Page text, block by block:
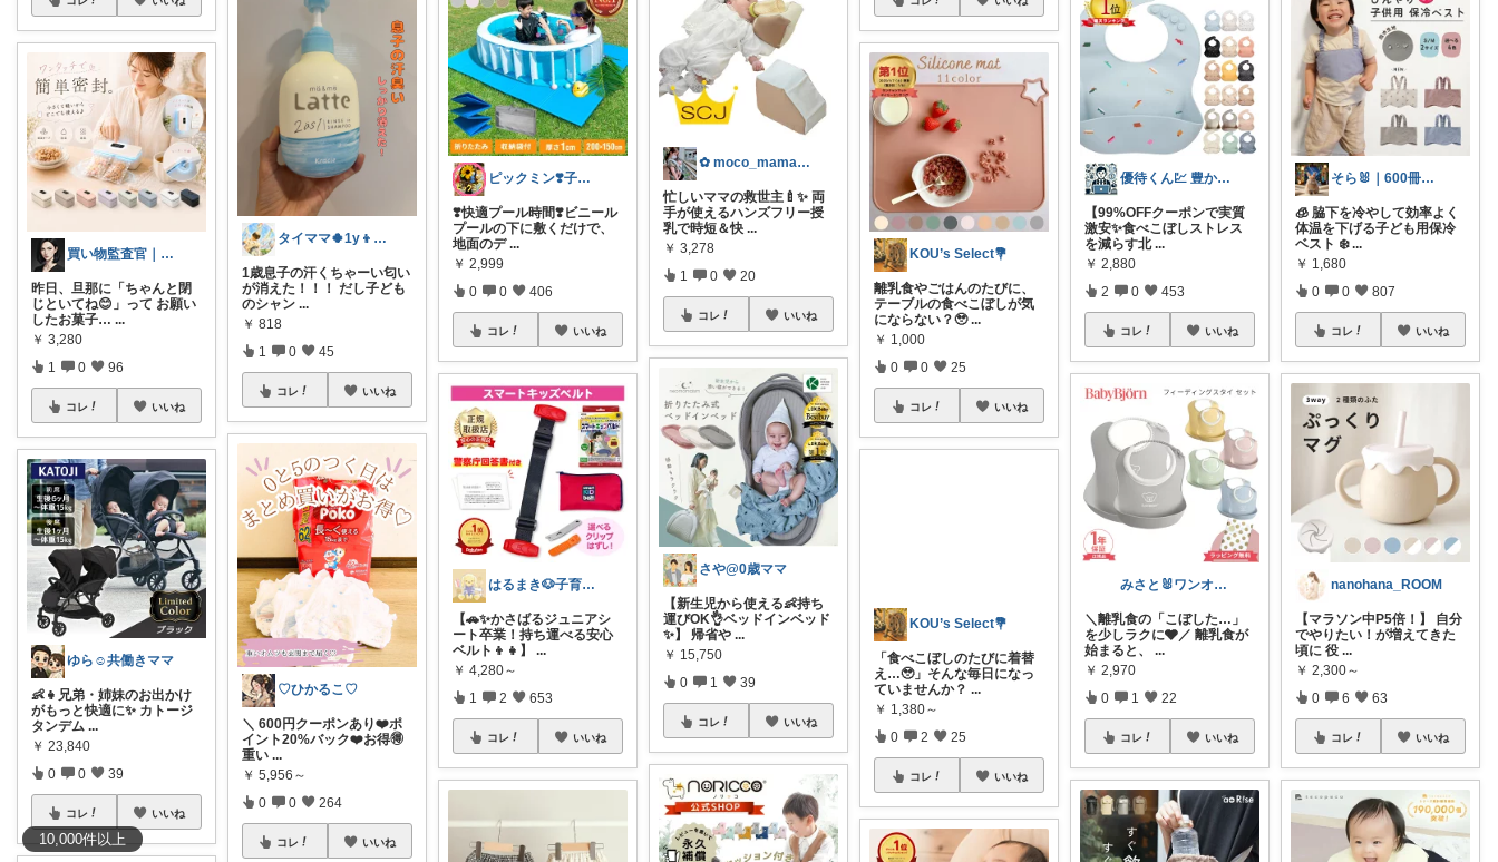
10,000件以上
買い物監査官｜損する商品、排除します
昨日、旦那に「ちゃんと閉
じといてね😊」って お願い
したお菓子… ...
￥ 3,280
1 0 96
コレ いいね
ゆら☺️共働きママ
👶👧兄弟・姉妹のお出かけ
がもっと快適に✨ カトージ
タンデム ...
￥ 23,840
0 0 39
コレ いいね
タイママ🍀1y👦のママ
1歳息子の汗くちゃーい匂い
が消えた！！！ だし子ども
のシャン ...
￥ 818
1 0 45
コレ いいね
♡ひかるこ♡
＼ 600円クーポンあり❤️ポ
イント20%バック❤️お得🉐
重い ...
￥ 5,956～
0 0 264
コレ いいね
ピックミン❣️子育てパパママ応援グッズ
❣️快適プール時間❣️ビニール
プールの下に敷くだけで、
地面のデ ...
￥ 2,999
0 0 406
コレ いいね
はるまき🐶子育て中
【🚗✨かさばるジュニアシ
ート卒業！持ち運べる安心
ベルト👦👧】...
￥ 4,280～
1 2 653
コレ いいね
✿ moco_mama_life ✿
忙しいママの救世主🍼✨ 両
手が使えるハンズフリー授
乳で時短＆快 ...
￥ 3,278
1 0 20
コレ いいね
さや@0歳ママ
【新生児から使える👶持ち
運びOK👌ベッドインベッド
✨】 帰省や ...
￥ 15,750
0 1 39
コレ いいね
KOU’s Select💐
離乳食やごはんのたびに、
テーブルの食べこぼしが気
にならない？🥹 ...
￥ 1,000
0 0 25
コレ いいね
KOU’s Select💐
「食べこぼしのたびに着替
え…🥹」そんな毎日になっ
ていませんか？
￥ 1,380～
0 2
優待くん💹 豊かな暮らし☘️
【99%OFFクーポンで実質
激安✨食べこぼしストレス
を減らす北 ...
￥ 2,880
2 0 453
コレ いいね
みさと🐰ワンオペ育児を少し楽にする
＼離乳食の「こぼした…」
を少しラクに🩶／ 離乳食が
始まると、
...
￥ 2,970
0 1 22
コレ いいね
そら🐰｜600冊読んだ絵本好きママ
🧊 脇下を冷やして効率よく
体温を下げる子ども用保冷
ベスト ❄️ ...
￥ 1,680
0 0 807
コレ いいね
nanohana_ROOM
【マラソン中P5倍！】 自分
でやりたい！が増えてきた
頃に 役 ...
￥ 2,300～
0 6 63
コレ いいね